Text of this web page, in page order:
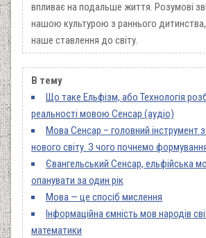
впливає на подальше життя. Розумові
нашою культурою з раннього
наше ставлення до світу.
В тему
Що таке Ельфізм, або Технологія
реальності мовою Сенсар (аудіо)
Мова Сенсар – головний інструмент
нового світу. З чого почнемо
Євангельський Сенсар, ельфійська
опанувати за один рік
Мова — це спосіб мислення
Інформаційна ємність мов народів
математики